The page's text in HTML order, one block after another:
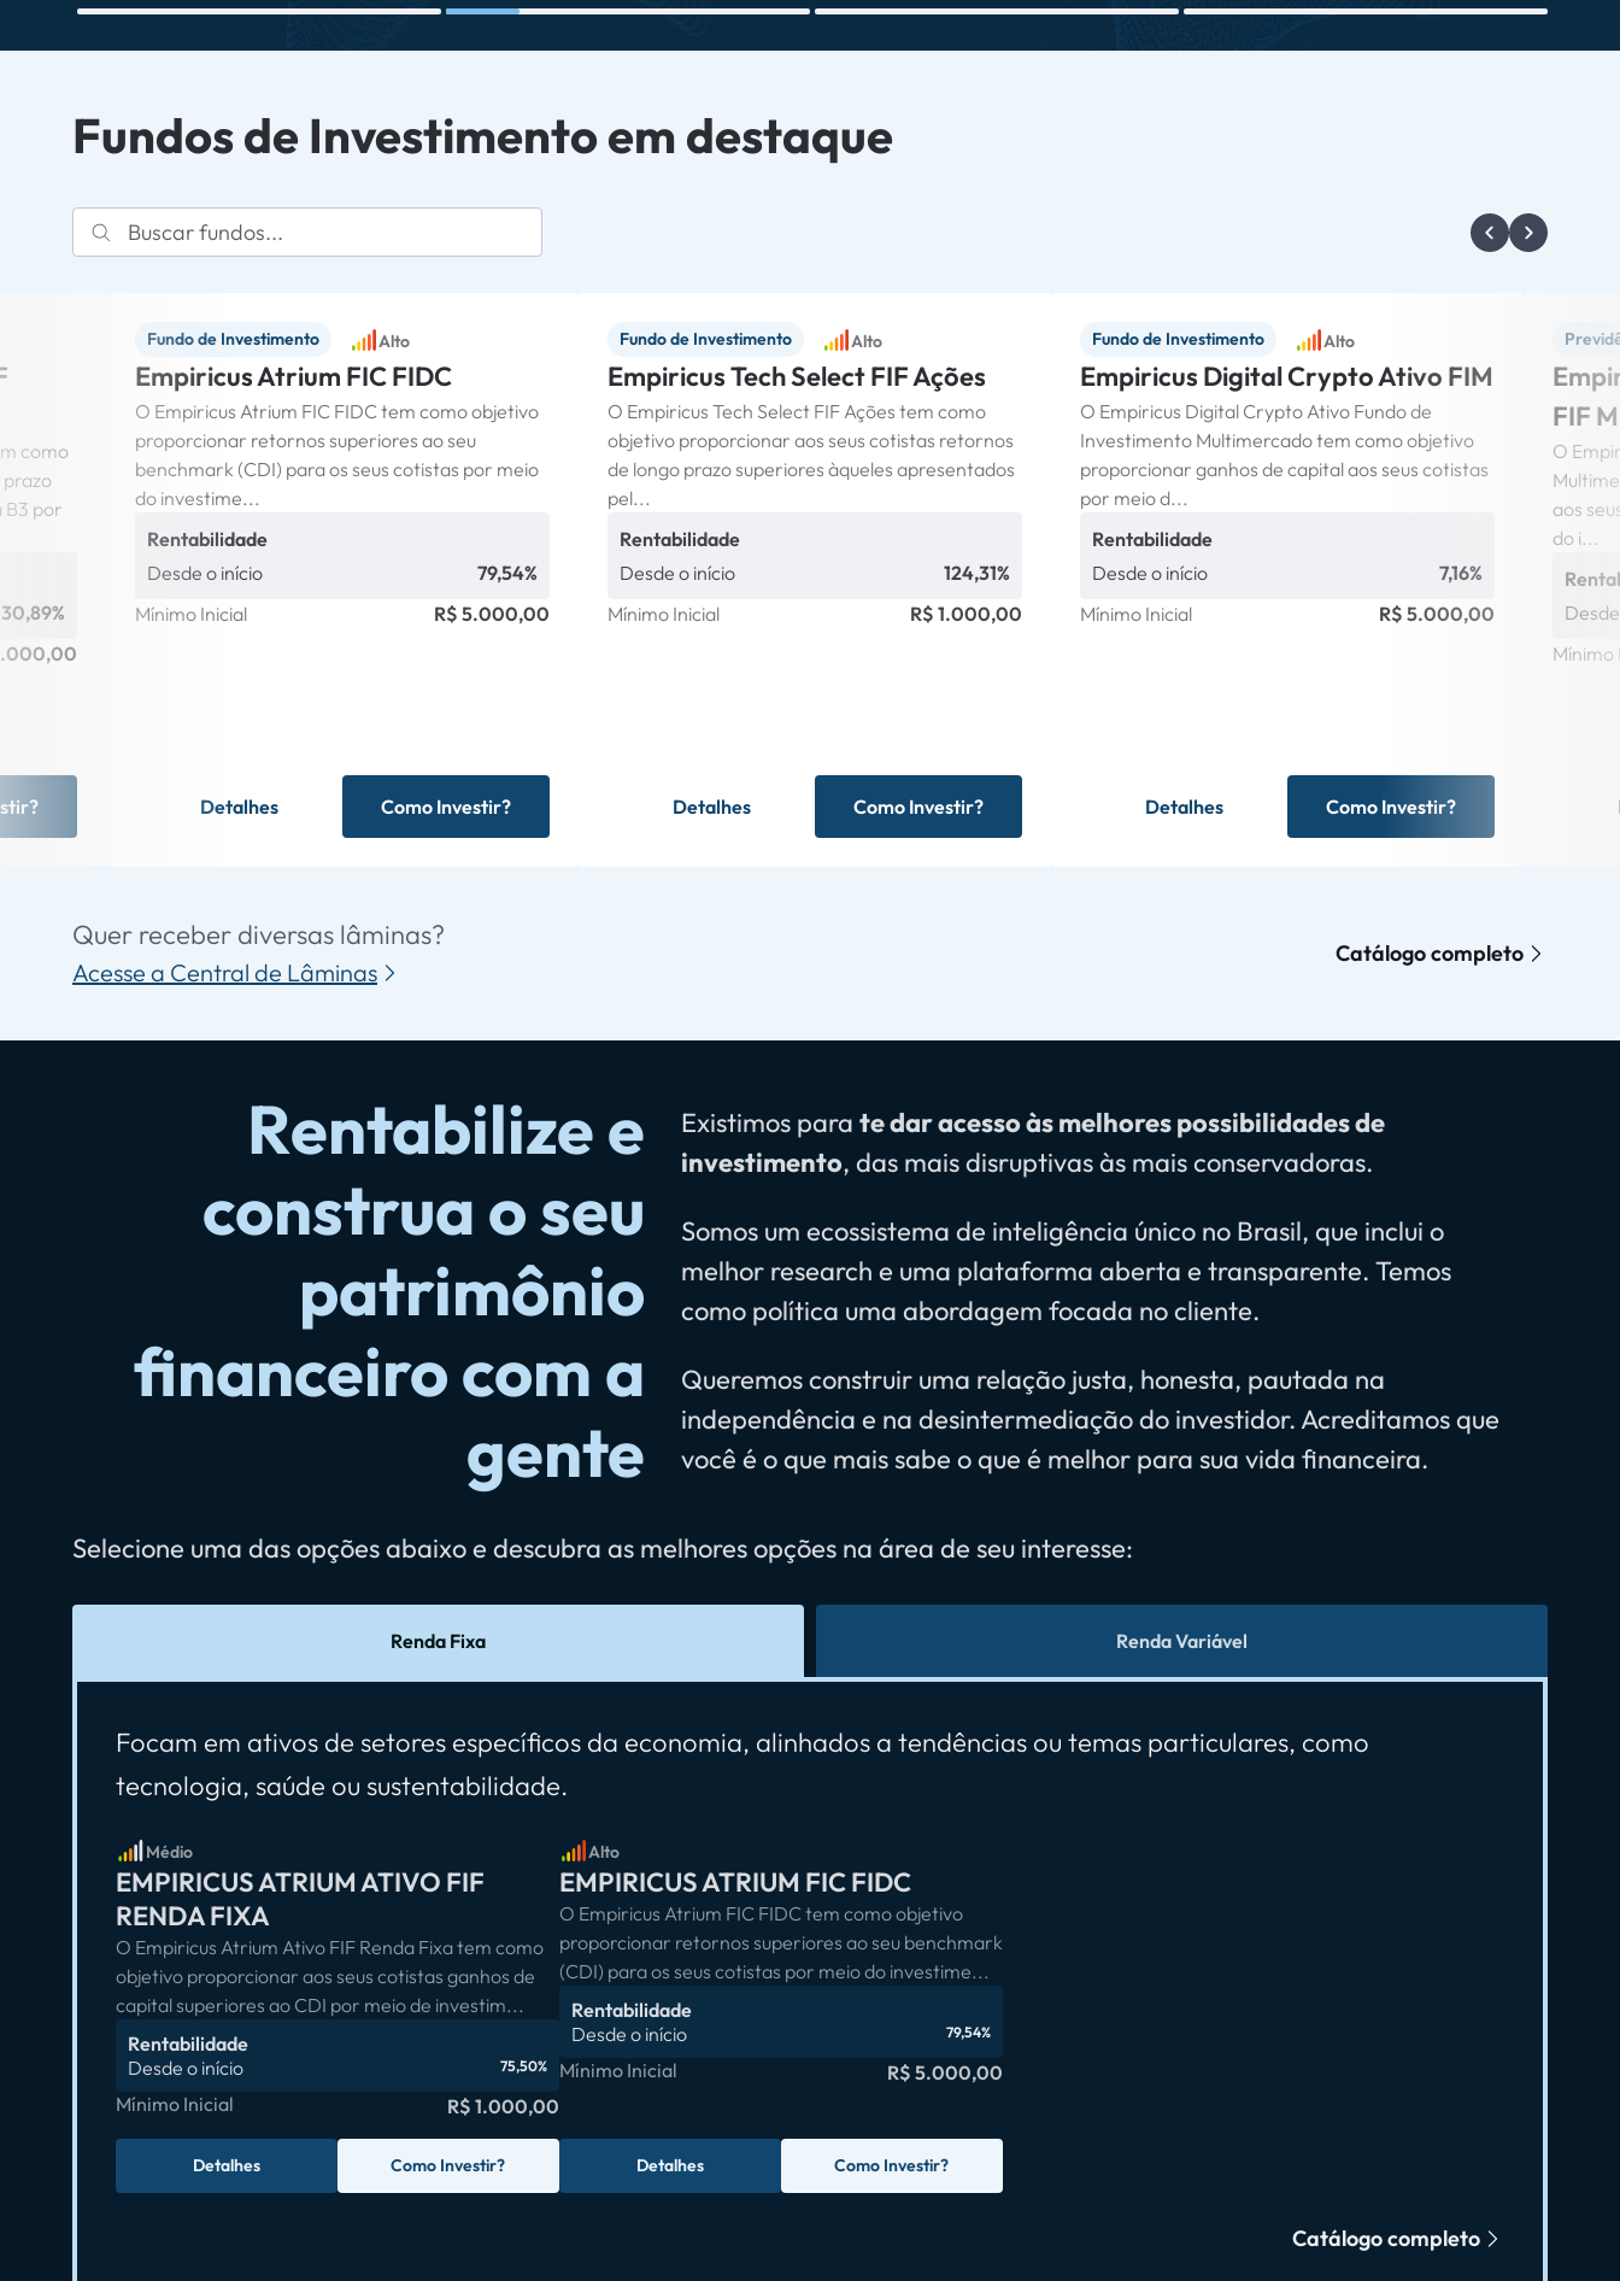
Fundos de Investimento em destaque
como
B3 por
30,89%
Fundo de Investimento Alto
Empiricus Atrium FIC FIDC
O Empiricus Atrium FIC FIDC tem como objetivo
proporcionar retornos superiores ao seu
benchmark (CDI) para os seus cotistas por meio
do investime...
Rentabilidade
Desde o início
79,54%
Mínimo Inicial
R$ 5.000,00
Detalhes Como Investir?
Fundo de Investimento Alto
Empiricus Tech Select FIF Ações
O Empiricus Tech Select FIF Ações tem como
objetivo proporcionar aos seus cotistas retornos
de longo prazo superiores àqueles apresentados
pel...
Rentabilidade
Desde o início
124,31%
Mínimo Inicial
R$ 1.000,00
Detalhes Como Investir?
Fundo de Investimento Alto
Empiricus Digital Crypto Ativo FIM
O Empiricus Digital Crypto Ativo Fundo de
Investimento Multimercado tem como objetivo
proporcionar ganhos de capital aos seus cotistas
por meio d...
Rentabilidade
Desde o início
7,16%
Mínimo Inicial
R$ 5.000,00
Detalhes Como Investir?
FIF
O
aos
do i...
Mínimo
Quer receber diversas lâminas?
Acesse a Central de Lâminas
Catálogo completo
Rentabilize e
construa o seu
patrimônio
financeiro com a
gente
Existimos para te dar acesso às melhores possibilidades de
investimento, das mais disruptivas às mais conservadoras.
Somos um ecossistema de inteligência único no Brasil, que inclui o
melhor research e uma plataforma aberta e transparente. Temos
como política uma abordagem focada no cliente.
Queremos construir uma relação justa, honesta, pautada na
independência e na desintermediação do investidor. Acreditamos que
você é o que mais sabe o que é melhor para sua vida financeira.
Selecione uma das opções abaixo e descubra as melhores opções na área de seu interesse:
Renda Fixa Renda Variável
Focam em ativos de setores específicos da economia, alinhados a tendências ou temas particulares, como
tecnologia, saúde ou sustentabilidade.
Médio
EMPIRICUS ATRIUM ATIVO FIF
RENDA FIXA
O Empiricus Atrium Ativo FIF Renda Fixa tem como
objetivo proporcionar aos seus cotistas ganhos de
capital superiores ao CDI por meio de investim...
Rentabilidade
Desde o início
75,50%
Mínimo Inicial R$ 1.000,00
Detalhes Como Investir?
Alto
EMPIRICUS ATRIUM FIC FIDC
O Empiricus Atrium FIC FIDC tem como objetivo
proporcionar retornos superiores ao seu benchmark
(CDI) para os seus cotistas por meio do investime...
Rentabilidade
Desde o início
79,54%
Mínimo Inicial R$ 5.000,00
Detalhes Como Investir?
Catálogo completo